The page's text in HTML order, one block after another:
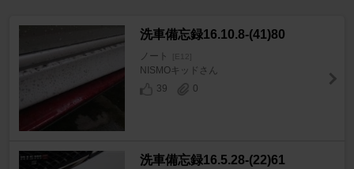
洗車備忘録16.10.8-(41)80
ノート [E12]
NISMOキッドさん
39
0
洗車備忘録16.5.28-(22)61